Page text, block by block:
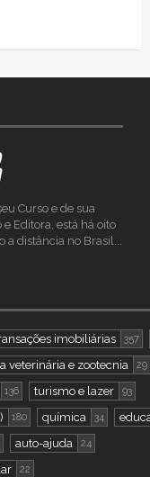
Curso e de sua
Editora, está há oito
a distância no Brasil...
imobiliárias 357
veterinária e zootecnia 29
136 turismo e lazer 93
180 química 34
auto-ajuda 24
22